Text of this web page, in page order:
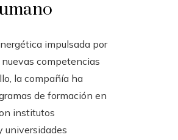
impulsada por
nuevas competencias
la compañía ha
de formación en
institutos
universidades